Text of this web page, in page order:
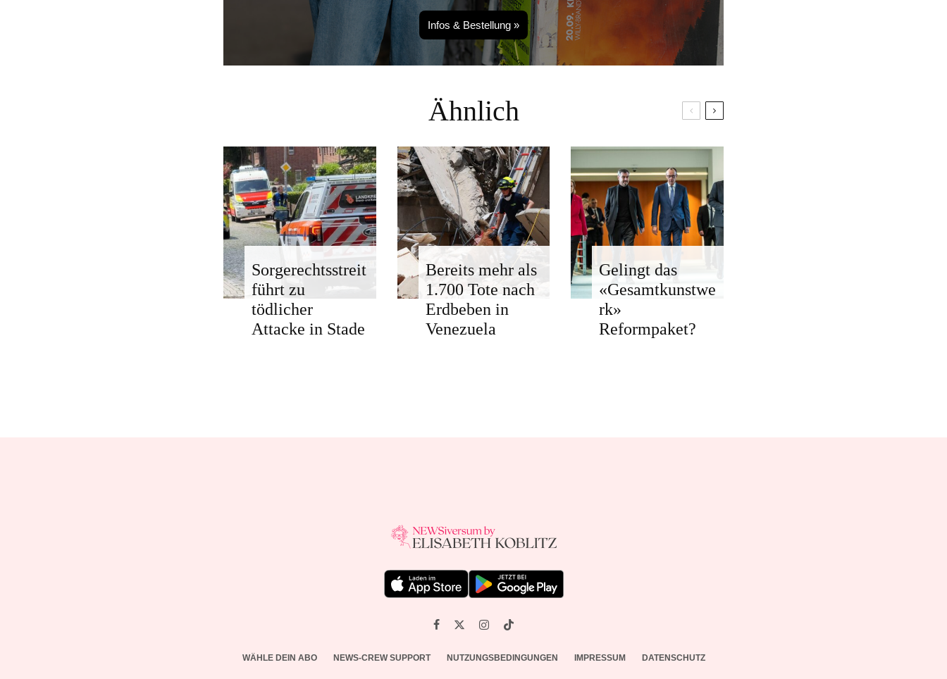
Infos & Bestellung »
Ähnlich
Sorgerechtsstreit
führt zu
tödlicher
Attacke in Stade
Bereits mehr als
1.700 Tote nach
Erdbeben in
Venezuela
Gelingt das
«Gesamtkunstwe
rk»
Reformpaket?
WÄHLE DEIN ABO NEWS-CREW SUPPORT NUTZUNGSBEDINGUNGEN IMPRESSUM DATENSCHUTZ